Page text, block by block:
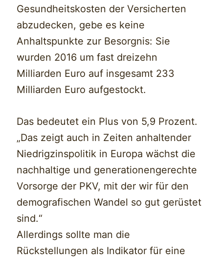
Gesundheitskosten der Versicherten
abzudecken, gebe es keine
Anhaltspunkte zur Besorgnis: Sie
wurden 2016 um fast dreizehn
Milliarden Euro auf insgesamt 233
Milliarden Euro aufgestockt.
Das bedeutet ein Plus von 5,9 Prozent.
„Das zeigt auch in Zeiten anhaltender
Niedrigzinspolitik in Europa wächst die
nachhaltige und generationengerechte
Vorsorge der PKV, mit der wir für den
demografischen Wandel so gut gerüstet
sind.“
Allerdings sollte man die
Rückstellungen als Indikator für eine